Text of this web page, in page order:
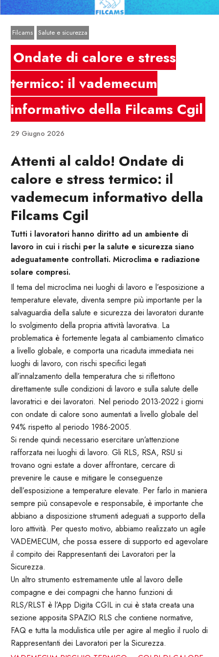
Filcams Salute e sicurezza
Ondate di calore e stress
termico: il vademecum
informativo della Filcams Cgil
29 Giugno 2026
Attenti al caldo! Ondate di
calore e stress termico: il
vademecum informativo della
Filcams Cgil
Tutti i lavoratori hanno diritto ad un ambiente di
lavoro in cui i rischi per la salute e sicurezza siano
adeguatamente controllati. Microclima e radiazione
solare compresi.
Il tema del microclima nei luoghi di lavoro e l’esposizione a
temperature elevate, diventa sempre più importante per la
salvaguardia della salute e sicurezza dei lavoratori durante
lo svolgimento della propria attività lavorativa. La
problematica è fortemente legata al cambiamento climatico
a livello globale, e comporta una ricaduta immediata nei
luoghi di lavoro, con rischi specifici legati
all’innalzamento della temperatura che si riflettono
direttamente sulle condizioni di lavoro e sulla salute delle
lavoratrici e dei lavoratori. Nel periodo 2013-2022 i giorni
con ondate di calore sono aumentati a livello globale del
94% rispetto al periodo 1986-2005.
Si rende quindi necessario esercitare un’attenzione
rafforzata nei luoghi di lavoro. Gli RLS, RSA, RSU si
trovano ogni estate a dover affrontare, cercare di
prevenire le cause e mitigare le conseguenze
dell’esposizione a temperature elevate. Per farlo in maniera
sempre più consapevole e responsabile, è importante che
abbiano a disposizione strumenti adeguati a supporto della
loro attività. Per questo motivo, abbiamo realizzato un agile
VADEMECUM, che possa essere di supporto ed agevolare
il compito dei Rappresentanti dei Lavoratori per la
Sicurezza.
Un altro strumento estremamente utile al lavoro delle
compagne e dei compagni che hanno funzioni di
RLS/RLST è l’App Digita CGIL in cui è stata creata una
sezione apposita SPAZIO RLS che contiene normative,
FAQ e tutta la modulistica utile per agire al meglio il ruolo di
Rappresentanti dei Lavoratori per la Sicurezza.